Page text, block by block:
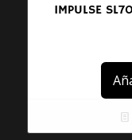
IMPULSE